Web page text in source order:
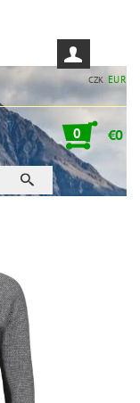
CZK EUR
0 €0